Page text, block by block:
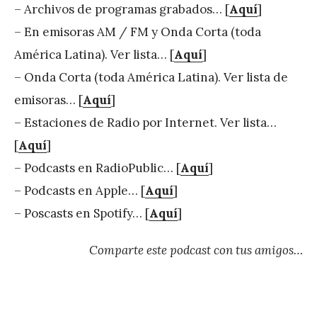
– Archivos de programas grabados… [Aquí]
– En emisoras AM / FM y Onda Corta (toda
América Latina). Ver lista… [Aquí]
– Onda Corta (toda América Latina). Ver lista de
emisoras… [Aquí]
– Estaciones de Radio por Internet. Ver lista…
[Aquí]
– Podcasts en RadioPublic… [Aquí]
– Podcasts en Apple… [Aquí]
– Poscasts en Spotify… [Aquí]
Comparte este podcast con tus amigos…